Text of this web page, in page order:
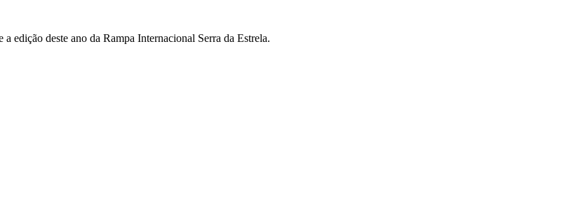
edição deste ano da Rampa Internacional Serra da Estrela.